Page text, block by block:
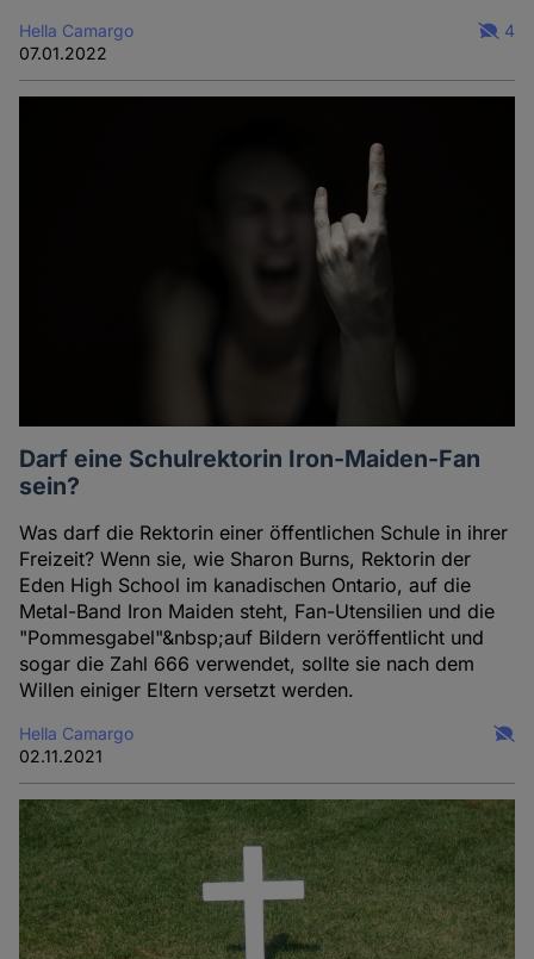
Hella Camargo
07.01.2022
4
Darf eine Schulrektorin Iron-Maiden-Fan
sein?
Was darf die Rektorin einer öffentlichen Schule in ihrer
Freizeit? Wenn sie, wie Sharon Burns, Rektorin der
Eden High School im kanadischen Ontario, auf die
Metal-Band Iron Maiden steht, Fan-Utensilien und die
"Pommesgabel"&nbsp;auf Bildern veröffentlicht und
sogar die Zahl 666 verwendet, sollte sie nach dem
Willen einiger Eltern versetzt werden.
Hella Camargo
02.11.2021